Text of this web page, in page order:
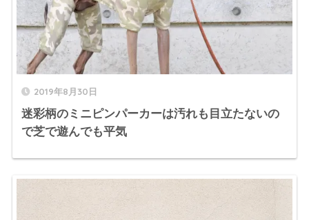
2019年8月30日
迷彩柄のミニピンパーカーは汚れも目立たないの
で芝で遊んでも平気